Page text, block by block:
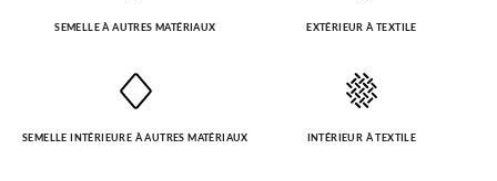
SEMELLE À AUTRES MATÉRIAUX EXTÉRIEUR À TEXTILE
SEMELLE INTÉRIEURE À AUTRES MATÉRIAUX INTÉRIEUR À TEXTILE